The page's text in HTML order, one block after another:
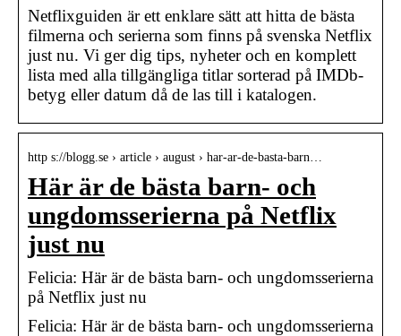
Netflixguiden är ett enklare sätt att hitta de bästa
filmerna och serierna som finns på svenska Netflix
just nu. Vi ger dig tips, nyheter och en komplett
lista med alla tillgängliga titlar sorterad på IMDb-
betyg eller datum då de las till i katalogen.
http s://blogg.se › article › august › har-ar-de-basta-barn…
Här är de bästa barn- och
ungdomsserierna på Netflix
just nu
Felicia: Här är de bästa barn- och ungdomsserierna
på Netflix just nu
Felicia: Här är de bästa barn- och ungdomsserierna